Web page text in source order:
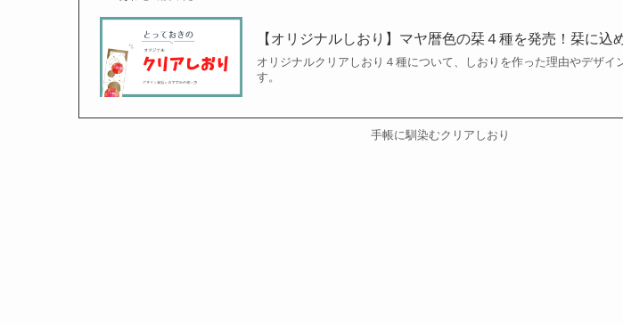
【オリジナルしおり】マヤ暦色の栞４種を発売！栞に込
オリジナルクリアしおり４種について、しおりを作った理由やデザイ
す。
手帳に馴染むクリアしおり